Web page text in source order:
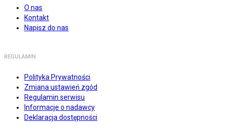
O nas
Kontakt
Napisz do nas
REGULAMIN
Polityka Prywatności
Zmiana ustawień zgód
Regulamin serwisu
Informacje o nadawcy
Deklaracja dostępności